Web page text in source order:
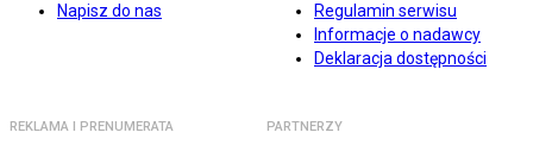
Napisz do nas
Regulamin serwisu
Informacje o nadawcy
Deklaracja dostępności
REKLAMA I PRENUMERATA PARTNERZY